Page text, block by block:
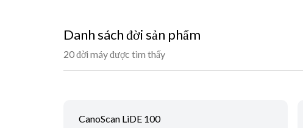
Danh sách đời sản phẩm
20 đời máy được tìm thấy
CanoScan LiDE 100